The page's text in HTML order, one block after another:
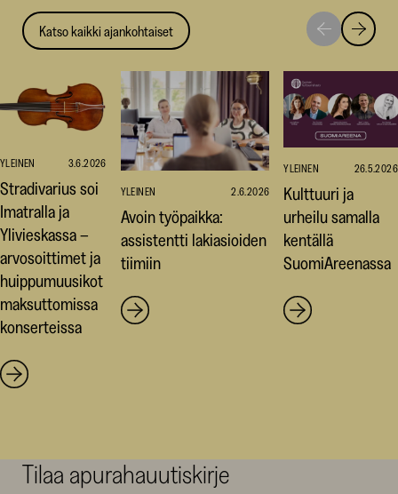
Katso kaikki ajankohtaiset
Siirry
seuraavaan
Siirry
YLEINEN 3.6.2026
Stradivarius soi
Imatralla ja
Ylivieskassa –
arvosoittimet ja
huippumuusikot
maksuttomissa
konserteissa
YLEINEN 2.6.2026
Avoin työpaikka:
assistentti lakiasioiden
tiimiin
YLEINEN 26.5.2026
Kulttuuri ja
urheilu samalla
kentällä
SuomiAreenassa
Tilaa apurahauutiskirje